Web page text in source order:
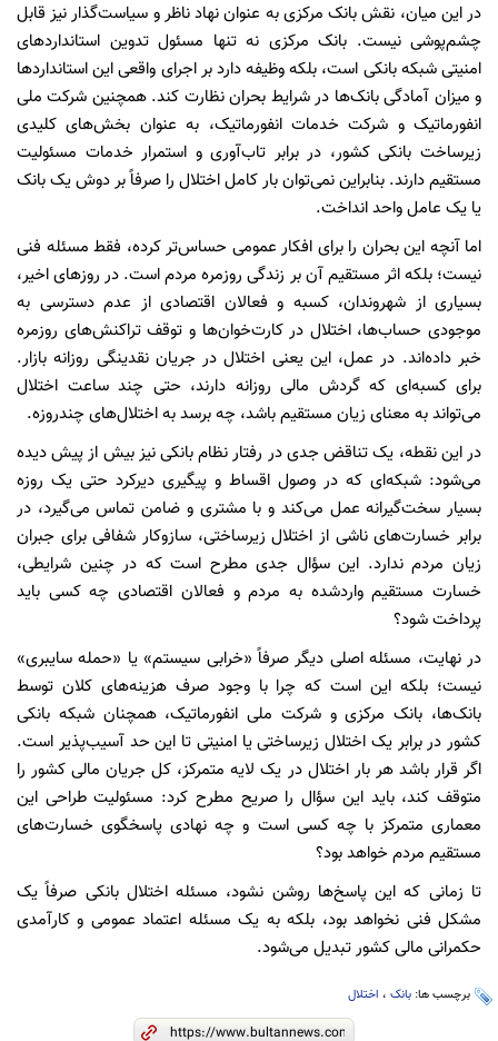
در این میان، نقش بانک مرکزی به عنوان نهاد ناظر و سیاست‌گذار نیز قابل
چشم‌پوشی نیست. بانک مرکزی نه تنها مسئول تدوین استانداردهای
امنیتی شبکه بانکی است، بلکه وظیفه دارد بر اجرای واقعی این استانداردها
و میزان آمادگی بانک‌ها در شرایط بحران نظارت کند. همچنین شرکت ملی
انفورماتیک و شرکت خدمات انفورماتیک، به عنوان بخش‌های کلیدی
زیرساخت بانکی کشور، در برابر تاب‌آوری و استمرار خدمات مسئولیت
مستقیم دارند. بنابراین نمی‌توان بار کامل اختلال را صرفاً بر دوش یک بانک
یا یک عامل واحد انداخت.
اما آنچه این بحران را برای افکار عمومی حساس‌تر کرده، فقط مسئله فنی
نیست؛ بلکه اثر مستقیم آن بر زندگی روزمره مردم است. در روزهای اخیر،
بسیاری از شهروندان، کسبه و فعالان اقتصادی از عدم دسترسی به
موجودی حساب‌ها، اختلال در کارت‌خوان‌ها و توقف تراکنش‌های روزمره
خبر داده‌اند. در عمل، این یعنی اختلال در جریان نقدینگی روزانه بازار.
برای کسبه‌ای که گردش مالی روزانه دارند، حتی چند ساعت اختلال
می‌تواند به معنای زیان مستقیم باشد، چه برسد به اختلال‌های چندروزه.
در این نقطه، یک تناقض جدی در رفتار نظام بانکی نیز بیش از پیش دیده
می‌شود: شبکه‌ای که در وصول اقساط و پیگیری دیرکرد حتی یک روزه
بسیار سخت‌گیرانه عمل می‌کند و با مشتری و ضامن تماس می‌گیرد، در
برابر خسارت‌های ناشی از اختلال زیرساختی، سازوکار شفافی برای جبران
زیان مردم ندارد. این سؤال جدی مطرح است که در چنین شرایطی،
خسارت مستقیم واردشده به مردم و فعالان اقتصادی چه کسی باید
پرداخت شود؟
در نهایت، مسئله اصلی دیگر صرفاً «خرابی سیستم» یا «حمله سایبری»
نیست؛ بلکه این است که چرا با وجود صرف هزینه‌های کلان توسط
بانک‌ها، بانک مرکزی و شرکت ملی انفورماتیک، همچنان شبکه بانکی
کشور در برابر یک اختلال زیرساختی یا امنیتی تا این حد آسیب‌پذیر است.
اگر قرار باشد هر بار اختلال در یک لایه متمرکز، کل جریان مالی کشور را
متوقف کند، باید این سؤال را صریح مطرح کرد: مسئولیت طراحی این
معماری متمرکز با چه کسی است و چه نهادی پاسخگوی خسارت‌های
مستقیم مردم خواهد بود؟
تا زمانی که این پاسخ‌ها روشن نشود، مسئله اختلال بانکی صرفاً یک
مشکل فنی نخواهد بود، بلکه به یک مسئله اعتماد عمومی و کارآمدی
حکمرانی مالی کشور تبدیل می‌شود.
برچسب ها: بانک ، اختلال